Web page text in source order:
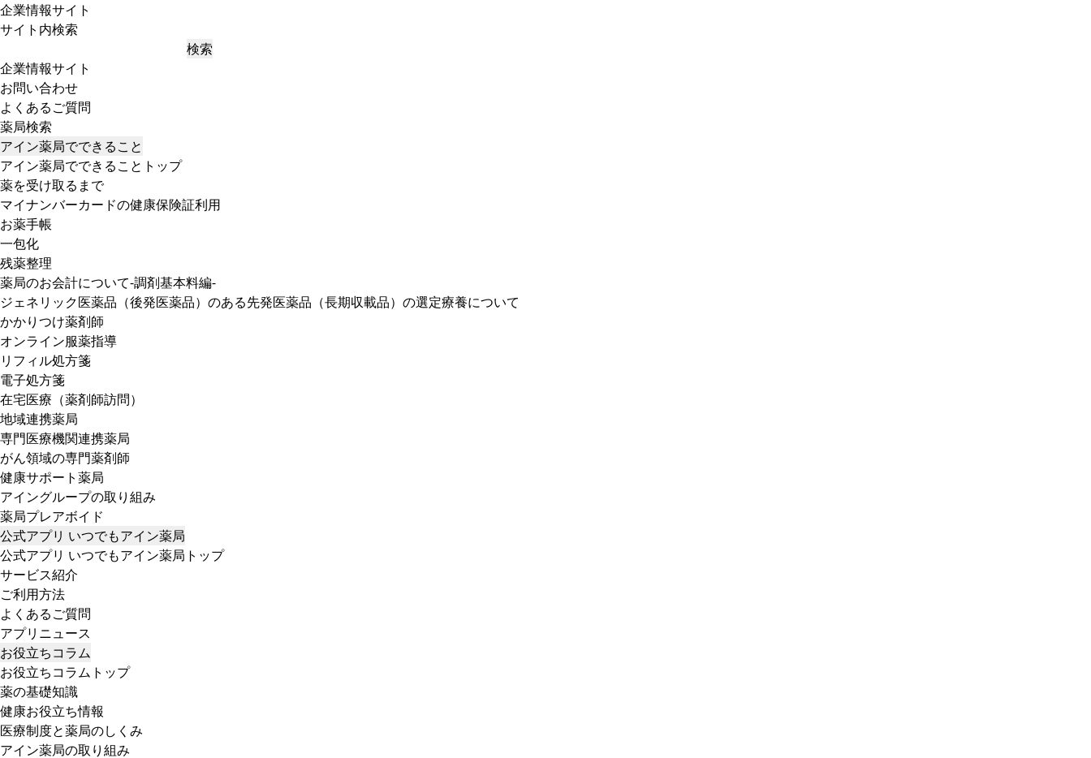
企業情報サイト
サイト内検索
検索
企業情報サイト
お問い合わせ
よくあるご質問
薬局検索
アイン薬局でできること
アイン薬局でできることトップ
薬を受け取るまで
マイナンバーカードの健康保険証利用
お薬手帳
一包化
残薬整理
薬局のお会計について-調剤基本料編-
ジェネリック医薬品（後発医薬品）のある先発医薬品（長期収載品）の選定療養について
かかりつけ薬剤師
オンライン服薬指導
リフィル処方箋
電子処方箋
在宅医療（薬剤師訪問）
地域連携薬局
専門医療機関連携薬局
がん領域の専門薬剤師
健康サポート薬局
アイングループの取り組み
薬局プレアボイド
公式アプリ いつでもアイン薬局
公式アプリ いつでもアイン薬局トップ
サービス紹介
ご利用方法
よくあるご質問
アプリニュース
お役立ちコラム
お役立ちコラムトップ
薬の基礎知識
健康お役立ち情報
医療制度と薬局のしくみ
アイン薬局の取り組み